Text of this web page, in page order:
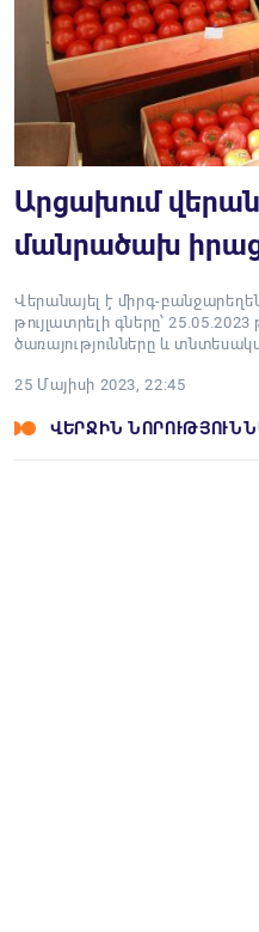
Արցախում
մանրածախ
Վերանայել է միրգ-
թույլատրելի գները՝
ծառայությունները և
25 Մայիսի 2023, 22:45
ՎԵՐՋԻՆ